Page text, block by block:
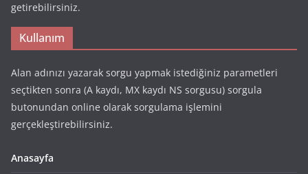
getirebilirsiniz.
Kullanım
Alan adınızı yazarak sorgu yapmak istediğiniz parametleri
seçtikten sonra (A kaydı, MX kaydı NS sorgusu) sorgula
butonundan online olarak sorgulama işlemini
gerçekleştirebilirsiniz.
Anasayfa